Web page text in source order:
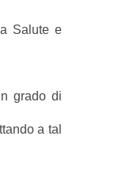
Salute e
grado di
a tal